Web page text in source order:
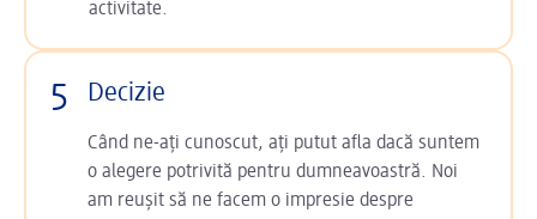
activitate.
5 Decizie
Când ne-ați cunoscut, ați putut afla dacă suntem
o alegere potrivită pentru dumneavoastră. Noi
am reușit să ne facem o impresie despre